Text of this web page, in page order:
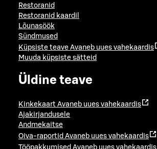
Restoranid
Restoranid kaardil
Lõunasöök
Sündmused
Küpsiste teave Avaneb uues vahekaardis
Muuda küpsiste sätteid
Üldine teave
Kinkekaart Avaneb uues vahekaardis
Ajakirjandusele
Andmekaitse
Oiva-raportid Avaneb uues vahekaardis
Tööpakkumised Avaneb uues vahekaardis